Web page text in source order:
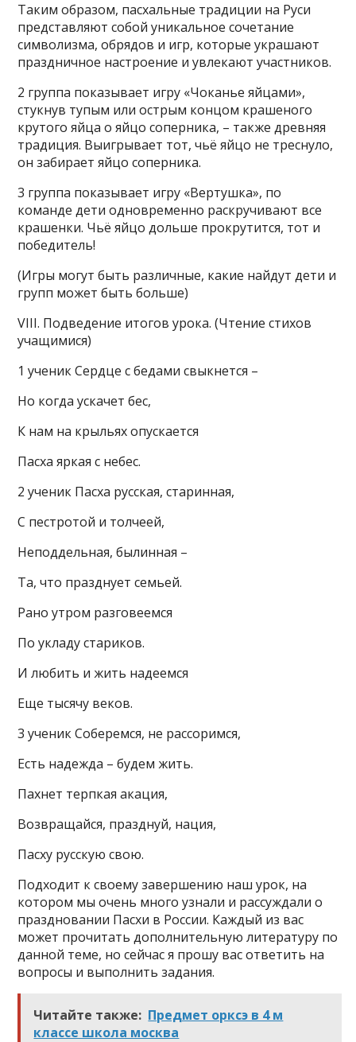
Таким образом, пасхальные традиции на Руси
представляют собой уникальное сочетание
символизма, обрядов и игр, которые украшают
праздничное настроение и увлекают участников.
2 группа показывает игру «Чоканье яйцами»,
стукнув тупым или острым концом крашеного
крутого яйца о яйцо соперника, – также древняя
традиция. Выигрывает тот, чьё яйцо не треснуло,
он забирает яйцо соперника.
3 группа показывает игру «Вертушка», по
команде дети одновременно раскручивают все
крашенки. Чьё яйцо дольше прокрутится, тот и
победитель!
(Игры могут быть различные, какие найдут дети и
групп может быть больше)
VIII. Подведение итогов урока. (Чтение стихов
учащимися)
1 ученик Сердце с бедами свыкнется –
Но когда ускачет бес,
К нам на крыльях опускается
Пасха яркая с небес.
2 ученик Пасха русская, старинная,
С пестротой и толчеей,
Неподдельная, былинная –
Та, что празднует семьей.
Рано утром разговеемся
По укладу стариков.
И любить и жить надеемся
Еще тысячу веков.
3 ученик Соберемся, не рассоримся,
Есть надежда – будем жить.
Пахнет терпкая акация,
Возвращайся, празднуй, нация,
Пасху русскую свою.
Подходит к своему завершению наш урок, на
котором мы очень много узнали и рассуждали о
праздновании Пасхи в России. Каждый из вас
может прочитать дополнительную литературу по
данной теме, но сейчас я прошу вас ответить на
вопросы и выполнить задания.
Читайте также: Предмет орксэ в 4 м
классе школа москва